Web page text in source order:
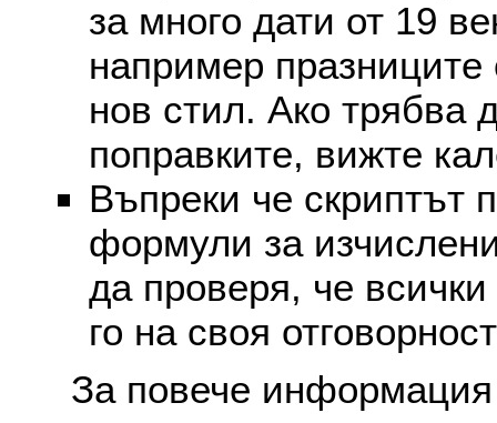
за много дати от 19
например празниците
нов стил. Ако трябва
поправките, вижте
Въпреки че скриптът
формули за
да проверя, че
го на своя
За повече информация